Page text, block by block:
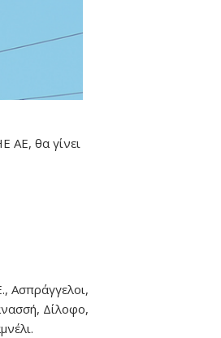
ΑΕ, θα γίνει
Ασπράγγελοι,
Δίλοφο,